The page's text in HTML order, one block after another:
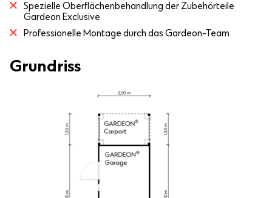
Spezielle Oberflächenbehandlung der Zubehörteile
Gardeon Exclusive
Professionelle Montage durch das Gardeon-Team
Grundriss